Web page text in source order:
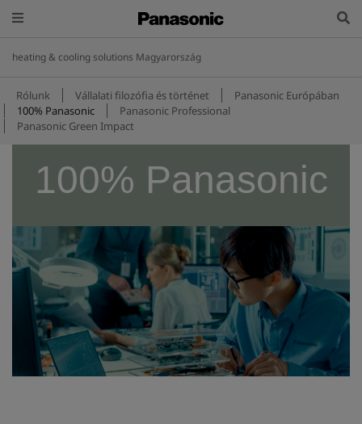
heating & cooling solutions Magyarország
Rólunk Vállalati filozófia és történet
Panasonic Európában
100% Panasonic
Panasonic Professional
Panasonic Green Impact
100% Panasonic